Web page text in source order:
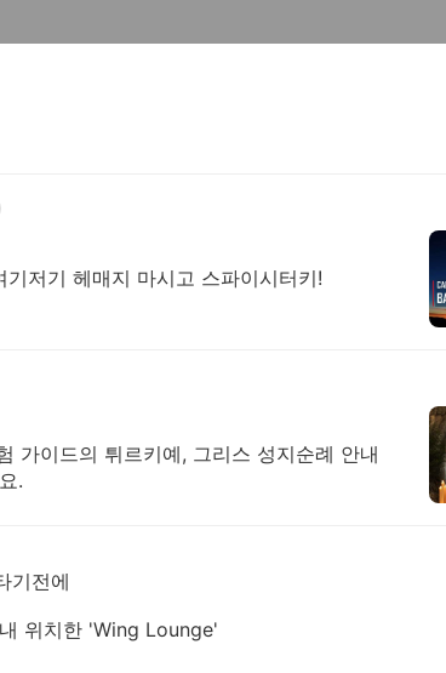
저기 헤매지 마시고 스파이시터키!
가이드의 튀르키예, 그리스 성지순례 안내
.
기전에
위치한 'Wing Lounge'